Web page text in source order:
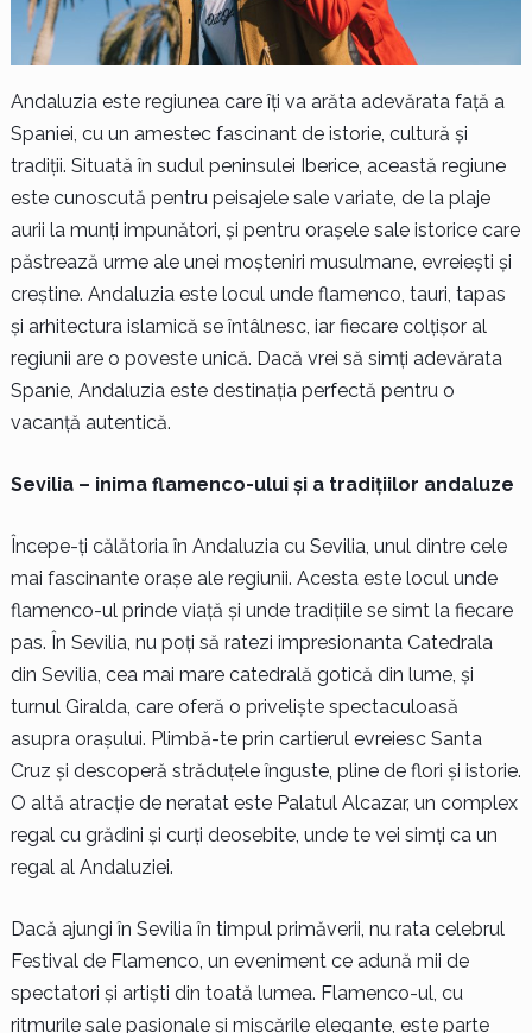
Andaluzia este regiunea care îți va arăta adevărata față a
Spaniei, cu un amestec fascinant de istorie, cultură și
tradiții. Situată în sudul peninsulei Iberice, această regiune
este cunoscută pentru peisajele sale variate, de la plaje
aurii la munți impunători, și pentru orașele sale istorice care
păstrează urme ale unei moșteniri musulmane, evreiești și
creștine. Andaluzia este locul unde flamenco, tauri, tapas
și arhitectura islamică se întâlnesc, iar fiecare colțișor al
regiunii are o poveste unică. Dacă vrei să simți adevărata
Spanie, Andaluzia este destinația perfectă pentru o
vacanță autentică.
Sevilia – inima flamenco-ului și a tradițiilor andaluze
Începe-ți călătoria în Andaluzia cu Sevilia, unul dintre cele
mai fascinante orașe ale regiunii. Acesta este locul unde
flamenco-ul prinde viață și unde tradițiile se simt la fiecare
pas. În Sevilia, nu poți să ratezi impresionanta Catedrala
din Sevilia, cea mai mare catedrală gotică din lume, și
turnul Giralda, care oferă o priveliște spectaculoasă
asupra orașului. Plimbă-te prin cartierul evreiesc Santa
Cruz și descoperă străduțele înguste, pline de flori și istorie.
O altă atracție de neratat este Palatul Alcazar, un complex
regal cu grădini și curți deosebite, unde te vei simți ca un
regal al Andaluziei.
Dacă ajungi în Sevilia în timpul primăverii, nu rata celebrul
Festival de Flamenco, un eveniment ce adună mii de
spectatori și artiști din toată lumea. Flamenco-ul, cu
ritmurile sale pasionale și mișcările elegante, este parte